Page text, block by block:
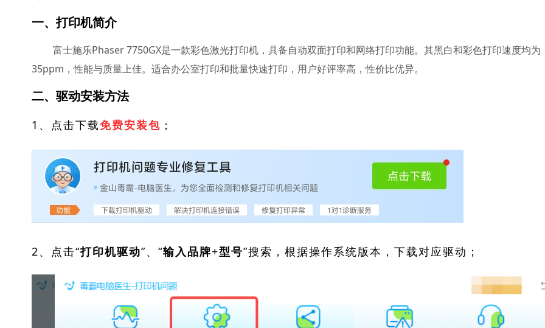
一、打印机简介
富士施乐Phaser 7750GX是一款彩色激光打印机，具备自动双面打印和网络打印功能。其黑白和彩色打印速度均为
35ppm，性能与质量上佳。适合办公室打印和批量快速打印，用户好评率高，性价比优异。
二、驱动安装方法
1、点击下载免费安装包 ；
2、点击“打印机驱动”、“输入品牌+型号”搜索，根据操作系统版本，下载对应驱动；